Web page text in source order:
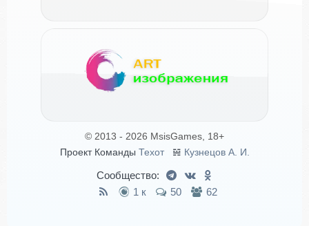
© 2013 - 2026 MsisGames, 18+
Проект Команды Техот 𝌴 Кузнецов А. И.
Сообщество:
1 к
50 62